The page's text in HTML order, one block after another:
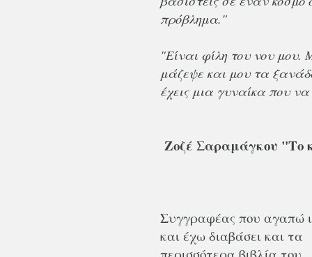
πρόβλημα."
"Είναι φίλη του νου
μάζεψε και μου τα
έχεις μια γυναίκα που
Ζοζέ Σαραμάγκου "Το
Συγγραφέας που αγαπώ
και έχω διαβάσει και τα